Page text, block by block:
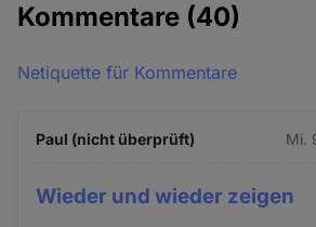
Kommentare (40)
Netiquette für Kommentare
Paul (nicht überprüft) Mi.
Wieder und wieder zeigen